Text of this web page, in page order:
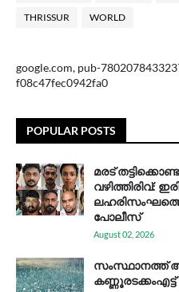
THRISSUR WORLD
google.com, pub-
f08c47fec0942fa0
POPULAR POSTS
മരട്
വഴിത്തിരിവ്:
ലഹരിസംഘത്തെ
പോലീസ്
August 02, 2026
സം​സ്ഥാ​ന​ത്ത്